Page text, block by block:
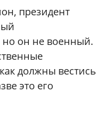
президент
он не военный.
должны вестись
это его